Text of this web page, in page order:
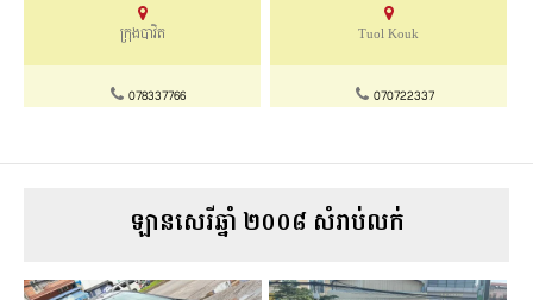
ក្រុងបាវិត
078337766
Tuol Kouk
070722337
ឡានសេរីឆ្នាំ ២០០៨ សំរាប់លក់